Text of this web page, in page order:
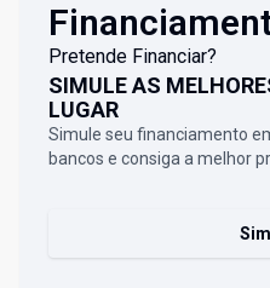
Pretende Financiar?
SIMULE AS
LUGAR
Simule seu financiamento
bancos e consiga a melhor